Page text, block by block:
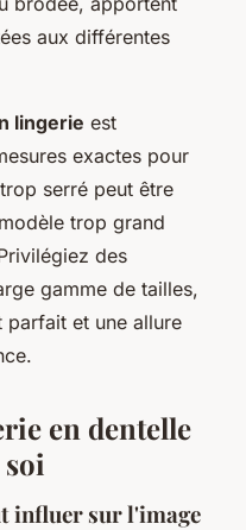
aux différentes
lingerie est
exactes pour
serré peut être
trop grand
des
gamme de tailles,
parfait et une allure
en dentelle
influer sur l'image